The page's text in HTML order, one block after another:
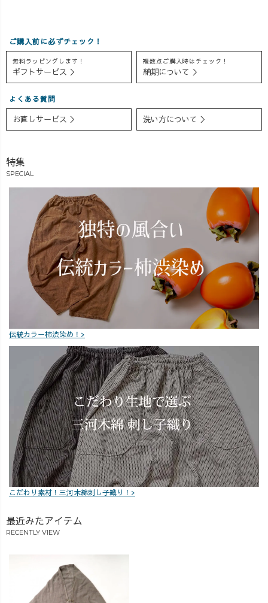
ご購入前に必ずチェック！
無料ラッピングします！
ギフトサービス ＞
複数点ご購入時はチェック！
納期について ＞
よくある質問
お直しサービス ＞ 洗い方について ＞
特集
SPECIAL
伝統カラー柿渋染め！>
こだわり素材！三河木綿刺し子織り！>
最近みたアイテム
RECENTLY VIEW